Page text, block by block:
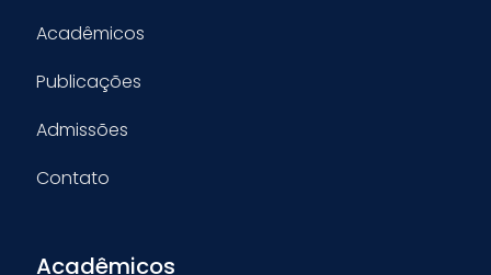
Acadêmicos
Publicações
Admissões
Contato
Acadêmicos